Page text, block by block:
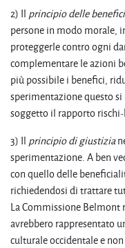
2) Il principio delle
persone in modo morale,
proteggerle contro ogni
complementare le azioni
più possibile i benefici,
sperimentazione questo
soggetto il rapporto
3) Il principio di giustizia
sperimentazione. A ben
con quello delle
richiedendosi di trattare
La Commissione Belmont
avrebbero rappresentato
culturale occidentale e